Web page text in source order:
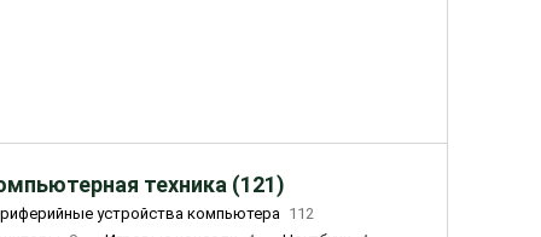
техника (121)
устройства компьютера 112